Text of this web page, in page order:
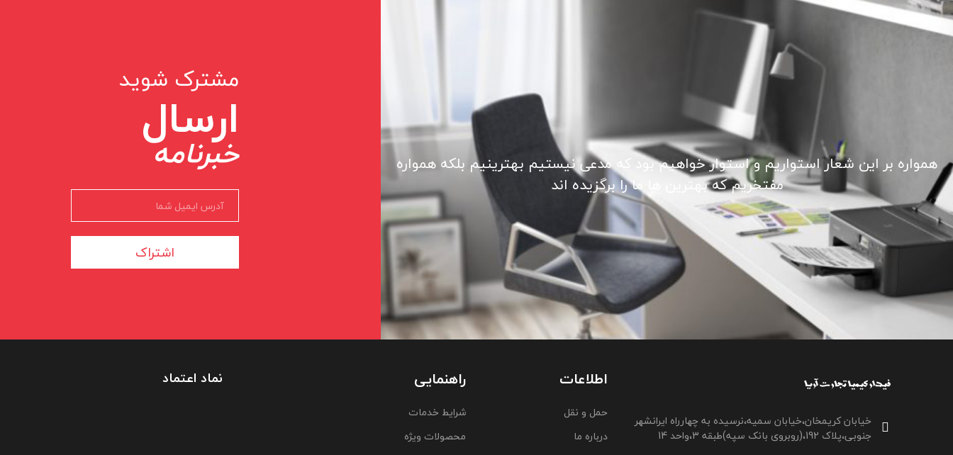
همواره بر این شعار استواریم و استوار خواهیم بود که مدعی نیستیم بهترینیم بلکه همواره
مفتخریم که بهترین ها ما را برگزیده اند
مشترک شوید
ارسال
خبرنامه
اشتراک
خیابان کریمخان،خیابان سمیه،نرسیده به چهارراه ایرانشهر
جنوبی،پلاک 192،(روبروی بانک سپه)طبقه 3،واحد 14
اطلاعات
حمل و نقل
درباره ما
راهنمایی
شرایط خدمات
محصولات ویژه
نماد اعتماد